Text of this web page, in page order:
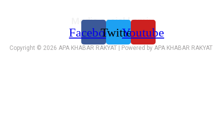
Media sosial kami:
FacebookTwitterYoutube
Copyright © 2026 APA KHABAR RAKYAT | Powered by APA KHABAR RAKYAT